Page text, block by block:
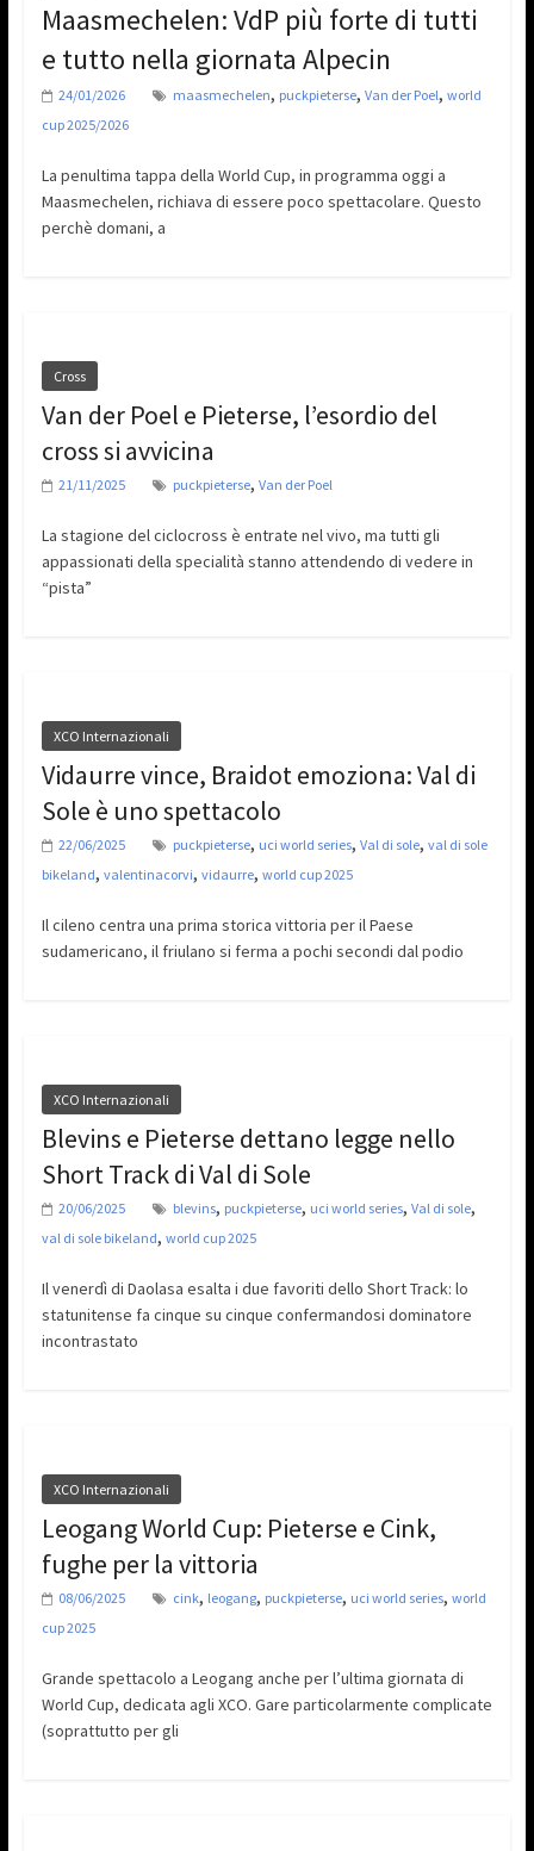
Maasmechelen: VdP più forte di tutti
e tutto nella giornata Alpecin
24/01/2026 maasmechelen, puckpieterse, Van der Poel, world
cup 2025/2026
La penultima tappa della World Cup, in programma oggi a
Maasmechelen, richiava di essere poco spettacolare. Questo
perchè domani, a
Cross
Van der Poel e Pieterse, l’esordio del
cross si avvicina
21/11/2025 puckpieterse, Van der Poel
La stagione del ciclocross è entrate nel vivo, ma tutti gli
appassionati della specialità stanno attendendo di vedere in
“pista”
XCO Internazionali
Vidaurre vince, Braidot emoziona: Val di
Sole è uno spettacolo
22/06/2025 puckpieterse, uci world series, Val di sole, val di sole
bikeland, valentinacorvi, vidaurre, world cup 2025
Il cileno centra una prima storica vittoria per il Paese
sudamericano, il friulano si ferma a pochi secondi dal podio
XCO Internazionali
Blevins e Pieterse dettano legge nello
Short Track di Val di Sole
20/06/2025 blevins, puckpieterse, uci world series, Val di sole,
val di sole bikeland, world cup 2025
Il venerdì di Daolasa esalta i due favoriti dello Short Track: lo
statunitense fa cinque su cinque confermandosi dominatore
incontrastato
XCO Internazionali
Leogang World Cup: Pieterse e Cink,
fughe per la vittoria
08/06/2025 cink, leogang, puckpieterse, uci world series, world
cup 2025
Grande spettacolo a Leogang anche per l’ultima giornata di
World Cup, dedicata agli XCO. Gare particolarmente complicate
(soprattutto per gli